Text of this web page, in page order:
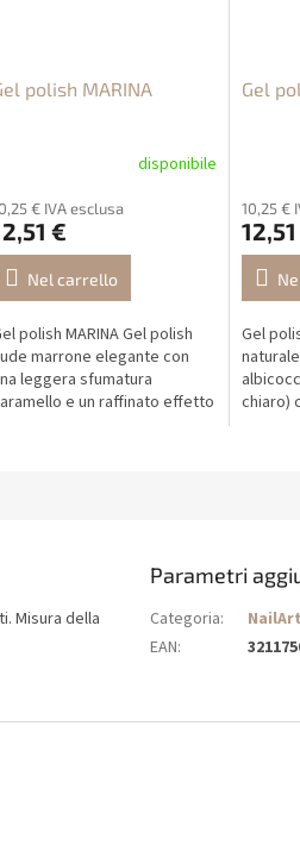
polish MARINA
disponibile
€ IVA esclusa
€
Nel carrello
polish MARINA Gel polish
marrone elegante con
leggera sfumatura
e un raffinato effetto
Gel
10,25 €
Gel
chiaro)
Misura della
Parametri
Categoria:
NailArt
EAN: